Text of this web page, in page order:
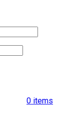
0 items